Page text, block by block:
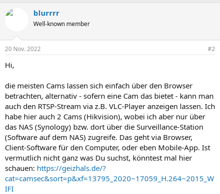
blurrrr
Well-known member
20 Nov. 2022 #2
Hi,
die meisten Cams lassen sich einfach über den Browser
betrachten, alternativ - sofern eine Cam das bietet - kann man
auch den RTSP-Stream via z.B. VLC-Player anzeigen lassen. Ich
habe hier auch 2 Cams (Hikvision), wobei ich aber nur über
das NAS (Synology) bzw. dort über die Surveillance-Station
(Software auf dem NAS) zugreife. Das geht via Browser,
Client-Software für den Computer, oder eben Mobile-App. Ist
vermutlich nicht ganz was Du suchst, könntest mal hier
schauen: https://geizhals.de/?
cat=camsec&sort=p&xf=13795_2020~17059_H.264~2015_W
IFI